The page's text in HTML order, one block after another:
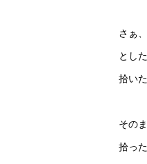
さぁ
とし
拾い
その
拾っ